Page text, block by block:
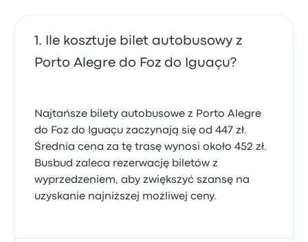
Ile kosztuje bilet autobusowy z
Porto Alegre do Foz do Iguaçu?
Najtańsze bilety autobusowe z Porto Alegre
do Foz do Iguaçu zaczynają się od 447 zł.
Średnia cena za tę trasę wynosi około 452 zł.
Busbud zaleca rezerwację biletów z
wyprzedzeniem, aby zwiększyć szansę na
uzyskanie najniższej możliwej ceny.